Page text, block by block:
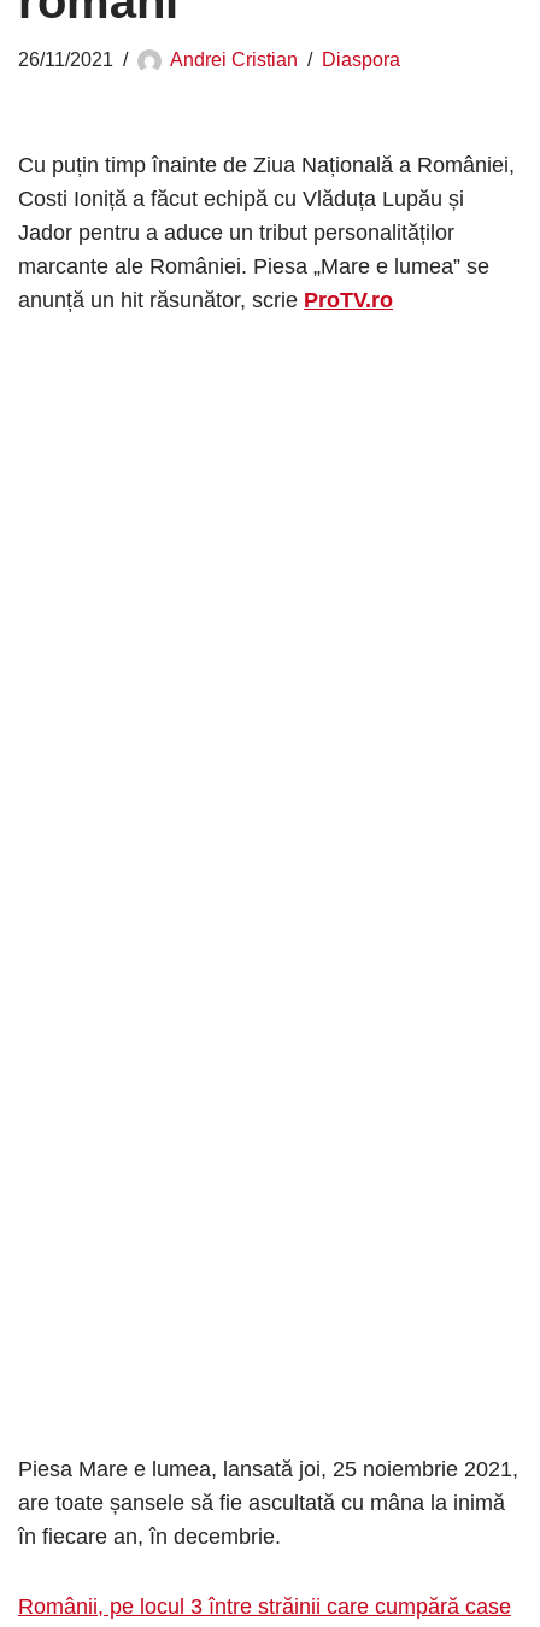
26/11/2021 Andrei Cristian Diaspora
Cu puțin timp înainte de Ziua Națională a României,
Costi Ioniță a făcut echipă cu Vlăduța Lupău și
Jador pentru a aduce un tribut personalităților
marcante ale României. Piesa „Mare e lumea” se
anunță un hit răsunător, scrie ProTV.ro
Piesa Mare e lumea, lansată joi, 25 noiembrie 2021,
are toate șansele să fie ascultată cu mâna la inimă
în fiecare an, în decembrie.
Românii, pe locul 3 între străinii care cumpără case